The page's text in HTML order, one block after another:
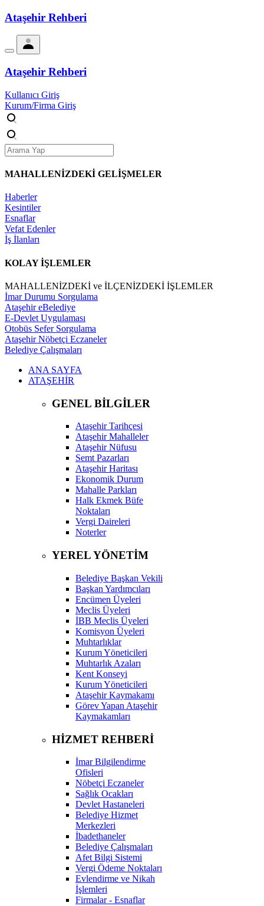
Ataşehir Rehberi
Ataşehir Rehberi
Kullanıcı Giriş
Kurum/Firma Giriş
MAHALLENİZDEKİ GELİŞMELER
Haberler
Kesintiler
Esnaflar
Vefat Edenler
İş İlanları
KOLAY İŞLEMLER
MAHALLENİZDEKİ ve İLÇENİZDEKİ İŞLEMLER
İmar Durumu Sorgulama
Ataşehir eBelediye
E-Devlet Uygulaması
Otobüs Sefer Sorgulama
Ataşehir Nöbetçi Eczaneler
Belediye Çalışmaları
ANA SAYFA
ATAŞEHİR
GENEL BİLGİLER
Ataşehir Tarihçesi
Ataşehir Mahalleler
Ataşehir Nüfusu
Semt Pazarları
Ataşehir Haritası
Ekonomik Durum
Mahalle Parkları
Halk Ekmek Büfe
Noktaları
Vergi Daireleri
Noterler
YEREL YÖNETİM
Belediye Başkan Vekili
Başkan Yardımcıları
Encümen Üyeleri
Meclis Üyeleri
İBB Meclis Üyeleri
Komisyon Üyeleri
Muhtarlıklar
Kurum Yöneticileri
Muhtarlık Azaları
Kent Konseyi
Kurum Yöneticileri
Ataşehir Kaymakamı
Görev Yapan Ataşehir
Kaymakamları
HİZMET REHBERİ
İmar Bilgilendirme
Ofisleri
Nöbetçi Eczaneler
Sağlık Ocakları
Devlet Hastaneleri
Belediye Hizmet
Merkezleri
İbadethaneler
Belediye Çalışmaları
Afet Bilgi Sistemi
Vergi Ödeme Noktaları
Evlendirme ve Nikah
İşlemleri
Firmalar - Esnaflar